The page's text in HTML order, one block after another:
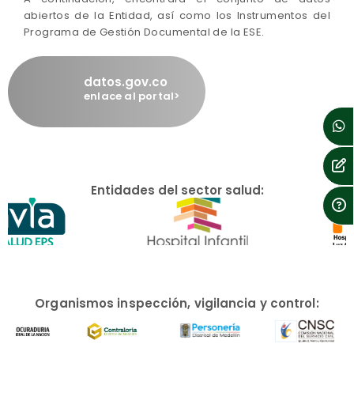
abiertos de la Entidad, así como los Instrumentos del
Programa de Gestión Documental de la ESE.
datos.gov.co
enlace al portal>
Entidades del sector salud:
Organismos inspección, vigilancia y control: